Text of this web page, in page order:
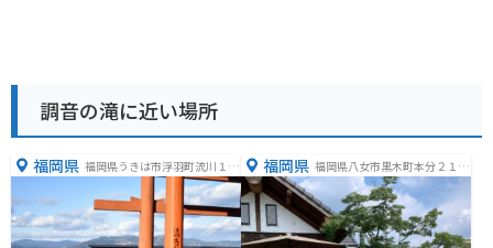
調音の滝に近い場所
福岡県 福岡県うきは市浮羽町流川１５
福岡県 福岡県八女市黒木町本分２１４
５−１